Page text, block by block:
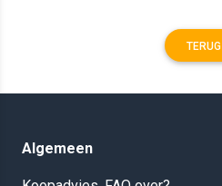
TERUG
Algemeen